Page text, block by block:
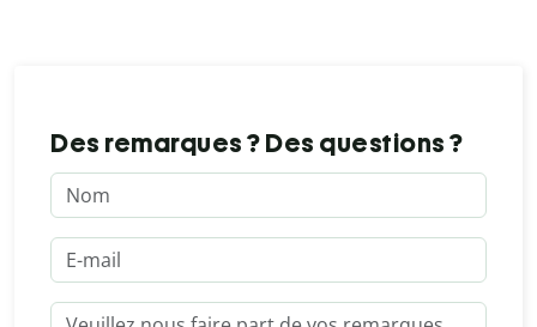
Des remarques ? Des questions ?